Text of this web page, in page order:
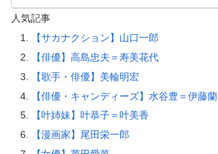
人気記事
【サカナクション】山口一郎
【俳優】高島忠夫＝寿美花代
【歌手・俳優】美輪明宏
【俳優・キャンディーズ】水谷豊＝伊藤蘭
【叶姉妹】叶恭子＝叶美香
【漫画家】尾田栄一郎